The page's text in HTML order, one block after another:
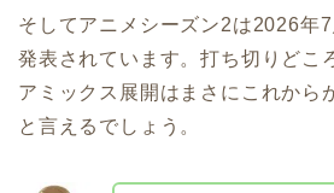
そしてアニメシーズン2は2026年
発表されています。打ち切りどこ
アミックス展開はまさにこれから
と言えるでしょう。